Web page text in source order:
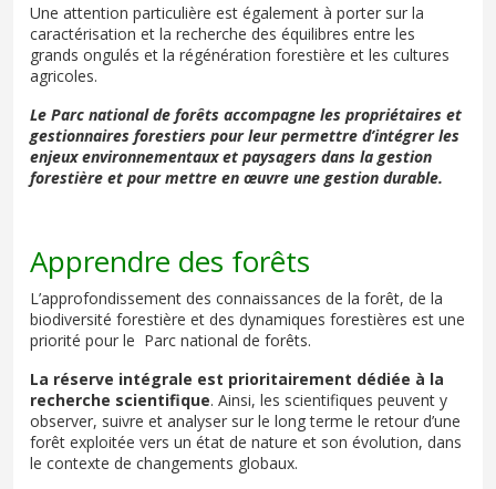
Une attention particulière est également à porter sur la
caractérisation et la recherche des équilibres entre les
grands ongulés et la régénération forestière et les cultures
agricoles.
Le Parc national de forêts accompagne les propriétaires et
gestionnaires forestiers pour leur permettre d’intégrer les
enjeux environnementaux et paysagers dans la gestion
forestière et pour mettre en œuvre une gestion durable.
Apprendre des forêts
L’approfondissement des connaissances de la forêt, de la
biodiversité forestière et des dynamiques forestières est une
priorité pour le Parc national de forêts.
La réserve intégrale est prioritairement dédiée à la
recherche scientifique. Ainsi, les scientifiques peuvent y
observer, suivre et analyser sur le long terme le retour d’une
forêt exploitée vers un état de nature et son évolution, dans
le contexte de changements globaux.